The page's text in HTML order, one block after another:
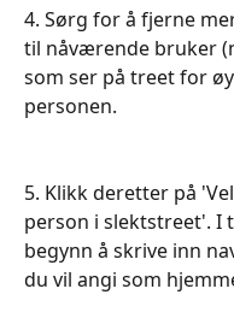
4. Sørg for å fjerne
til nåværende bruker
som ser på treet for
personen.
5. Klikk deretter på
person i slektstreet'. I
begynn å skrive inn
du vil angi som